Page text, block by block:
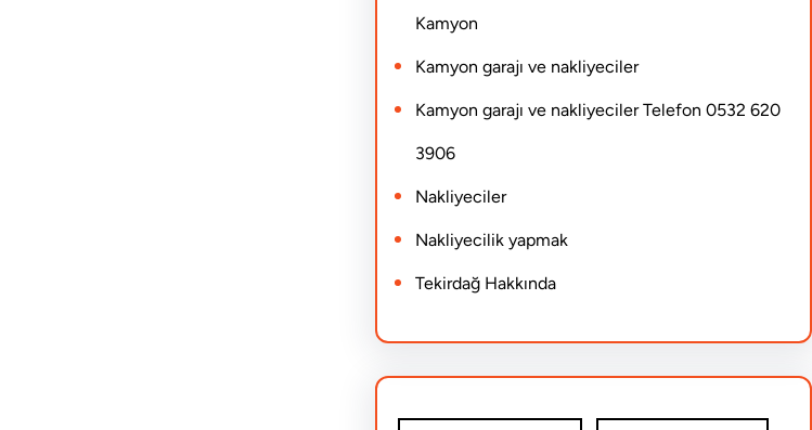
Kamyon
Kamyon garajı ve nakliyeciler
Kamyon garajı ve nakliyeciler Telefon 0532 620
3906
Nakliyeciler
Nakliyecilik yapmak
Tekirdağ Hakkında